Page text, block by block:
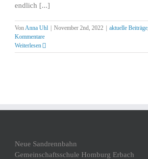
endlich [...]
Von Anna Uhl | November 2nd, 2022 | aktuelle Beiträge
Kommentare
Weiterlesen
Neue Sandrennbahn
Gemeinschaftsschule Homburg Erbach